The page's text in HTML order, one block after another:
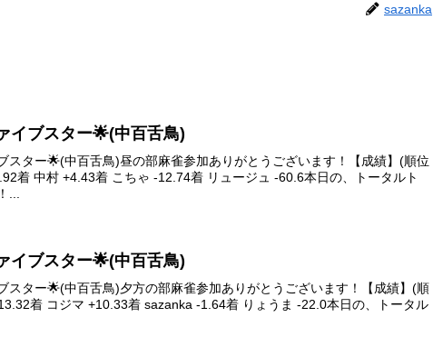
sazanka
イブスター🌟(中百舌鳥)
スター🌟(中百舌鳥)昼の部麻雀参加ありがとうございます！【成績】(順位
着 中村 +4.43着 こちゃ -12.74着 リュージュ -60.6本日の、トータルト
...
イブスター🌟(中百舌鳥)
スター🌟(中百舌鳥)夕方の部麻雀参加ありがとうございます！【成績】(順
着 コジマ +10.33着 sazanka -1.64着 りょうま -22.0本日の、トータル